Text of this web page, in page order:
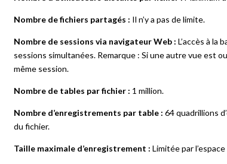
Nombre de fichiers partagés : Il n’y a pas de limite.
Nombre de sessions via navigateur Web : L’accès à la
sessions simultanées. Remarque : Si une autre vue est
même session.
Nombre de tables par fichier : 1 million.
Nombre d’enregistrements par table : 64 quadrillions
du fichier.
Taille maximale d’enregistrement : Limitée par